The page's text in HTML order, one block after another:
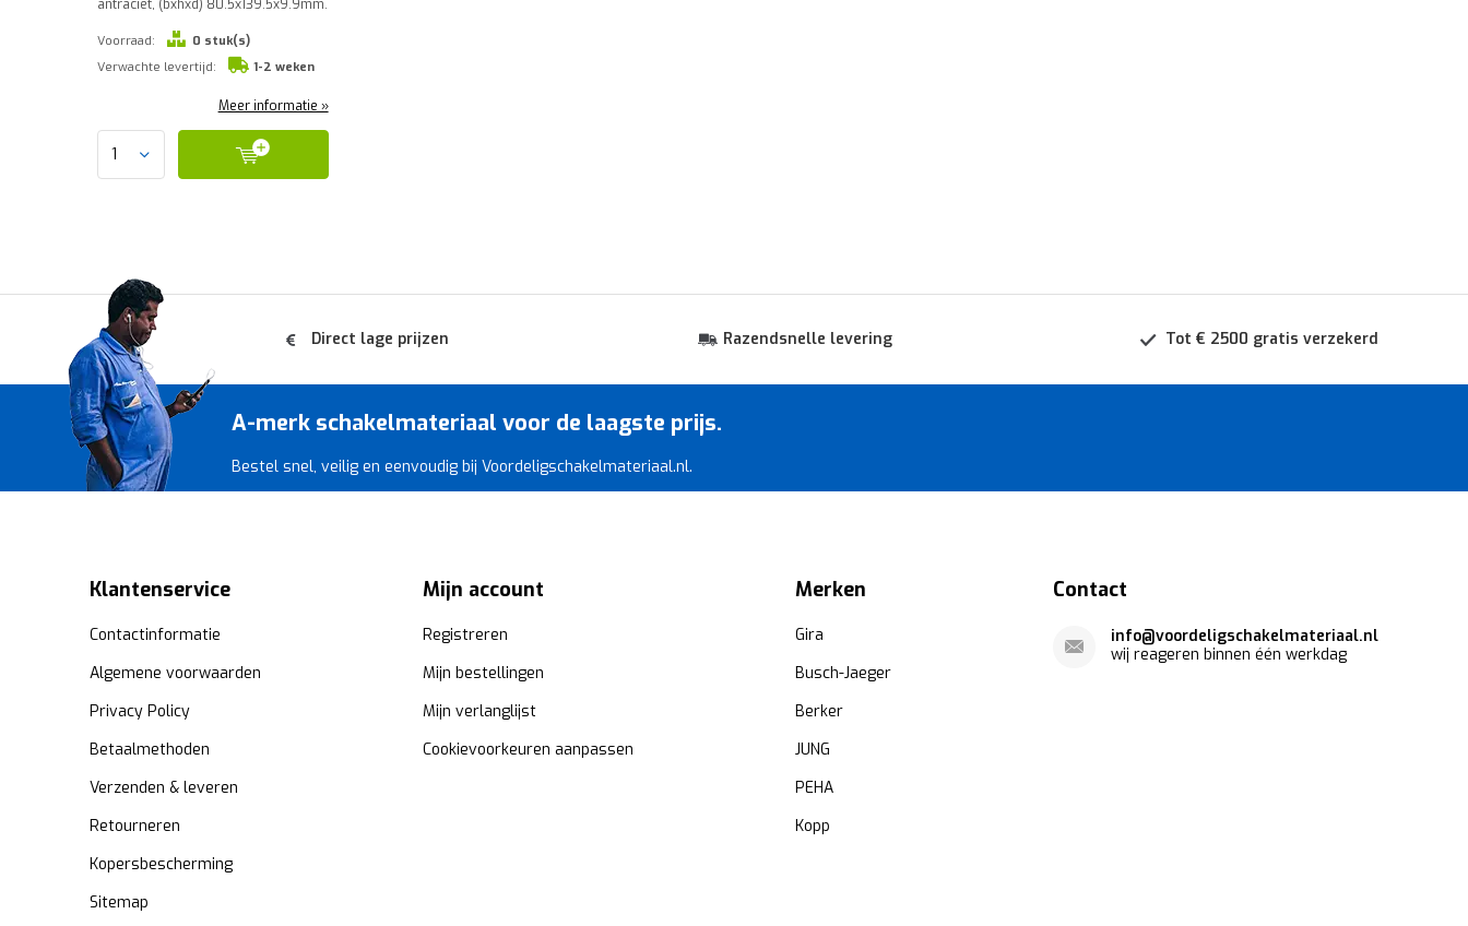
antraciet, (bxhxd) 80.5x139.5x9.9mm.
Voorraad:
0 stuk(s)
Verwachte levertijd:
1-2 weken
Meer informatie »
Direct lage prijzen Razendsnelle levering Tot € 2500 gratis verzekerd
A-merk schakelmateriaal voor de laagste prijs.
Bestel snel, veilig en eenvoudig bij Voordeligschakelmateriaal.nl.
Klantenservice
Contactinformatie
Algemene voorwaarden
Privacy Policy
Betaalmethoden
Verzenden & leveren
Retourneren
Kopersbescherming
Sitemap
Mijn account
Registreren
Mijn bestellingen
Mijn verlanglijst
Cookievoorkeuren aanpassen
Merken
Gira
Busch-Jaeger
Berker
JUNG
PEHA
Kopp
Contact
info@voordeligschakelmateriaal.nl
wij reageren binnen één werkdag